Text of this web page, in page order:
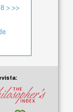
> >>